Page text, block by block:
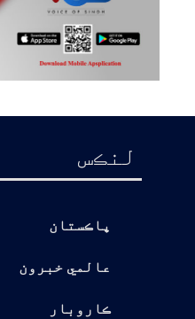
لنڪس
پاڪستان
عالمي خبرون
ڪاروبار